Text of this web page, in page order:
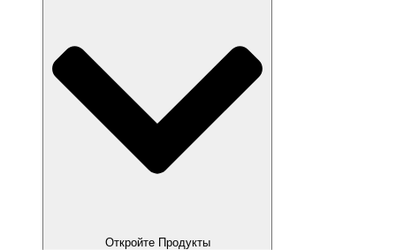
Откройте Продукты